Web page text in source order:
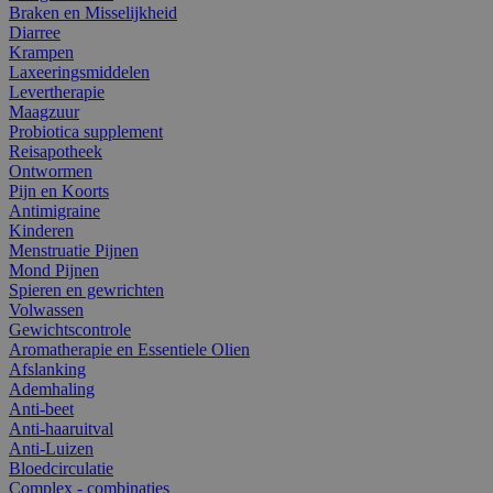
Braken en Misselijkheid
Diarree
Krampen
Laxeeringsmiddelen
Levertherapie
Maagzuur
Probiotica supplement
Reisapotheek
Ontwormen
Pijn en Koorts
Antimigraine
Kinderen
Menstruatie Pijnen
Mond Pijnen
Spieren en gewrichten
Volwassen
Gewichtscontrole
Aromatherapie en Essentiele Olien
Afslanking
Ademhaling
Anti-beet
Anti-haaruitval
Anti-Luizen
Bloedcirculatie
Complex - combinaties